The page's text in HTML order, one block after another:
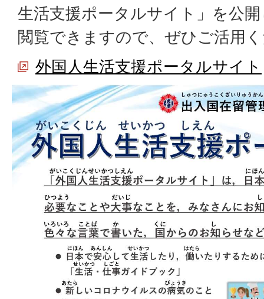
生活支援ポータルサイト」を公
閲覧できますので、ぜひご活用
外国人生活支援ポータルサイト